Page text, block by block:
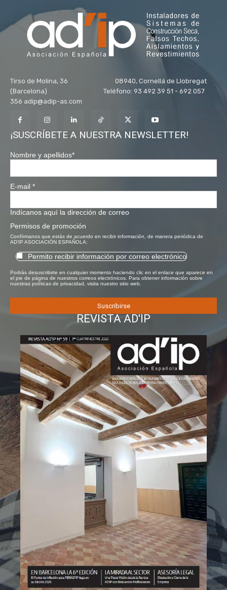
Tirso de Molina, 36 08940, Cornellá de Llobregat
(Barcelona) Teléfono: 93 492 39 51 - 692 057
356 adip@adip-as.com
¡SUSCRÍBETE A NUESTRA NEWSLETTER!
Nombre y apellidos*
E-mail *
Indícanos aquí la dirección de correo
Permisos de promoción
Confírmanos que estás de acuerdo en recibir información, de manera periódica de
AD'IP ASOCIACIÓN ESPAÑOLA:
Permito recibir información por correo electrónico
Podrás desuscribirte en cualquier momento haciendo clic en el enlace que aparece en
el pie de página de nuestros correos electrónicos. Para obtener información sobre
nuestras políticas de privacidad, visita nuestro sitio web.
REVISTA AD'IP